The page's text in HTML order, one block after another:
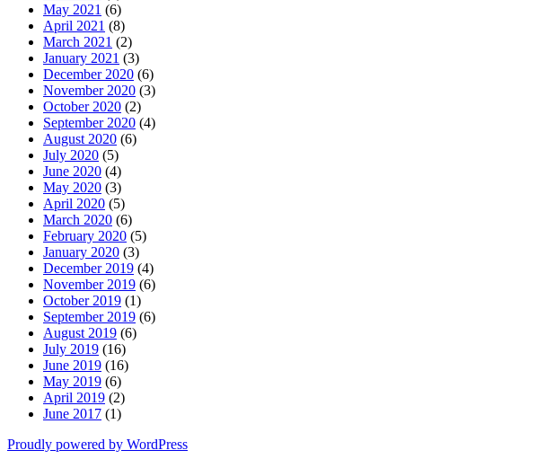
May 2021 (6)
April 2021 (8)
March 2021 (2)
January 2021 (3)
December 2020 (6)
November 2020 (3)
October 2020 (2)
September 2020 (4)
August 2020 (6)
July 2020 (5)
June 2020 (4)
May 2020 (3)
April 2020 (5)
March 2020 (6)
February 2020 (5)
January 2020 (3)
December 2019 (4)
November 2019 (6)
October 2019 (1)
September 2019 (6)
August 2019 (6)
July 2019 (16)
June 2019 (16)
May 2019 (6)
April 2019 (2)
June 2017 (1)
Proudly powered by WordPress